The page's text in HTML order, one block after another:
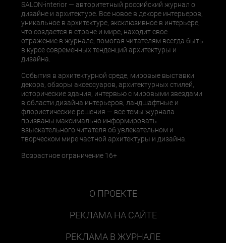
SALON-interior — авторитетный российский журнал о
дизайне и архитектуре. Все новое в декоре интерьеров,
уникальное в архитектуре, эксклюзивное в интерьере,
что создается в стране и мире, находит свое
отражение в журнале, помогая читателям всегда быть
в курсе современных тенденций архитектуры и
дизайна.
События в архитектурной среде, мировые выставки
декора, обзоры аксессуаров, архитектурных стилей,
исторические здания, интервью с мировыми звездами
в области дизайна интерьеров, ландшафтные и
флористические решения — все темы журнала
призваны максимально информировать
взыскательного читателя об увлекательном и
творческом мире частной архитектуры и дизайна.
Возрастное ограничение 16+
О ПРОЕКТЕ
РЕКЛАМА НА САЙТЕ
РЕКЛАМА В ЖУРНАЛЕ